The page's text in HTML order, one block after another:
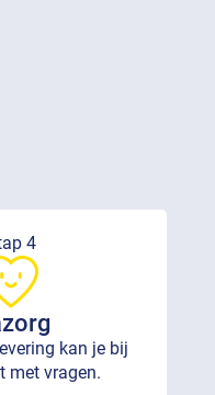
4
kan je bij
met vragen.